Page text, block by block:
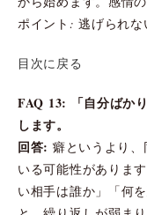
ポイント: 逃げられな
目次に戻る
FAQ 13: 「自分ばか
します。
回答: 癖というより
いる可能性がありま
い相手は誰か」「何